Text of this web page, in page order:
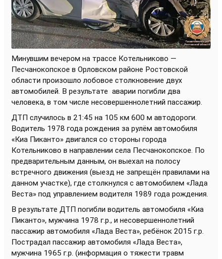
Минувшим вечером на трассе Котельниково —
Песчанокопское в Орловском районе Ростовской
области произошло лобовое столкновение двух
автомобилей. В результате аварии погибли два
человека, в том числе несовершеннолетний пассажир.
ДТП случилось в 21:45 на 105 км 600 м автодороги.
Водитель 1978 года рождения за рулём автомобиля
«Киа Пиканто» двигался со стороны города
Котельниково в направлении села Песчанокопское. По
предварительным данным, он выехал на полосу
встречного движения (выезд не запрещён правилами на
данном участке), где столкнулся с автомобилем «Лада
Веста» под управлением водителя 1989 года рождения.
В результате ДТП погибли водитель автомобиля «Киа
Пиканто», мужчина 1978 г.р., и несовершеннолетний
пассажир автомобиля «Лада Веста», ребёнок 2015 г.р.
Пострадал пассажир автомобиля «Лада Веста»,
мужчина 1965 г.р. (информация о тяжести травм